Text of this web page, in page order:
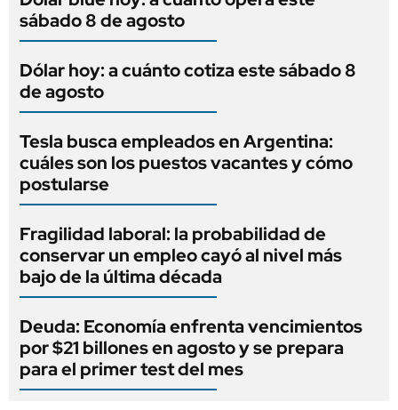
sábado 8 de agosto
Dólar hoy: a cuánto cotiza este sábado 8
de agosto
Tesla busca empleados en Argentina:
cuáles son los puestos vacantes y cómo
postularse
Fragilidad laboral: la probabilidad de
conservar un empleo cayó al nivel más
bajo de la última década
Deuda: Economía enfrenta vencimientos
por $21 billones en agosto y se prepara
para el primer test del mes